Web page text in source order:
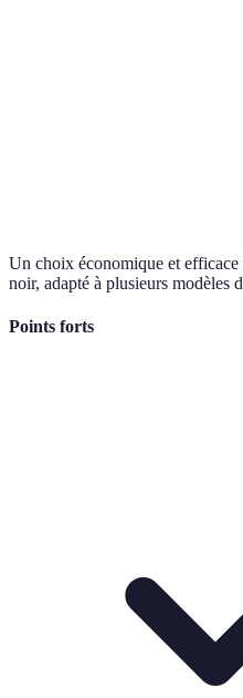
Un choix économique et
noir, adapté à plusieurs modèles
Points forts